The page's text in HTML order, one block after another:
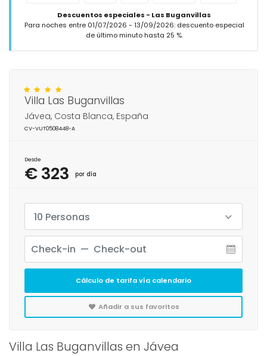
Descuentos especiales - Las Buganvillas
Para noches entre 01/07/2026 - 13/09/2026: descuento especial
de último minuto hasta 25 %.
Villa Las Buganvillas en Jávea
Villa Las Buganvillas
Jávea, Costa Blanca, España
CV-VUT0508448-A
Desde
€ 323 por día
10 Personas
Cálculo de tarifa vía calendario
Añadir a sus favoritos